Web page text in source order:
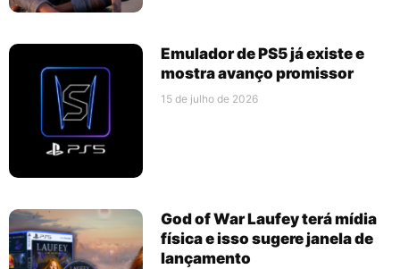
Emulador de PS5 já existe e
mostra avanço promissor
15 de julho de 2026
God of War Laufey terá mídia
física e isso sugere janela de
lançamento